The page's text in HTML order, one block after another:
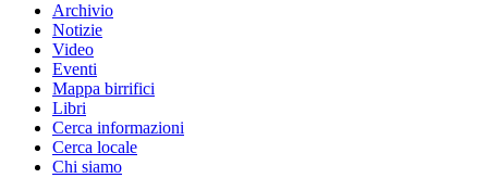
Archivio
Notizie
Video
Eventi
Mappa birrifici
Libri
Cerca informazioni
Cerca locale
Chi siamo